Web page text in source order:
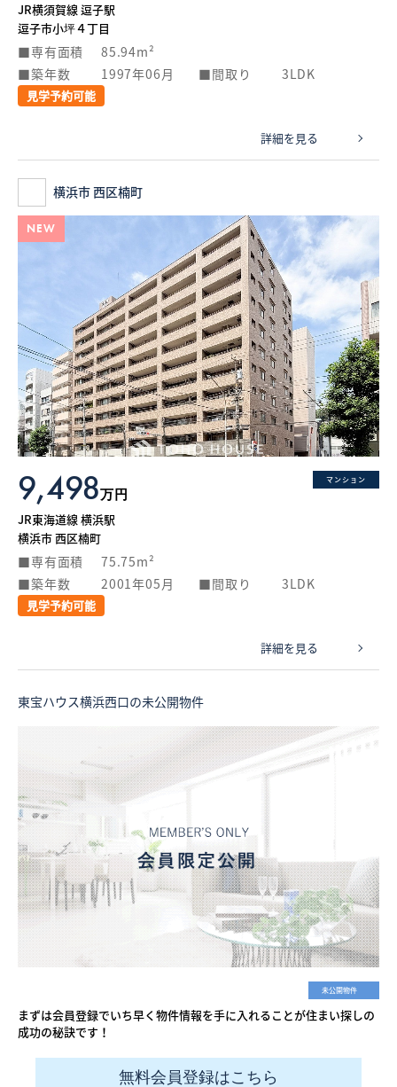
JR横須賀線 逗子駅
逗子市小坪４丁目
専有面積
85.94m²
築年数
1997年06月 間取り 3LDK
見学予約可能
詳細を見る
横浜市 西区楠町
NEW
マンション
9,498万円
JR東海道線 横浜駅
横浜市 西区楠町
専有面積
75.75m²
築年数
2001年05月 間取り 3LDK
見学予約可能
詳細を見る
東宝ハウス横浜西口の未公開物件
未公開物件
まずは会員登録でいち早く物件情報を手に入れることが住まい探しの
成功の秘訣です！
無料会員登録はこちら